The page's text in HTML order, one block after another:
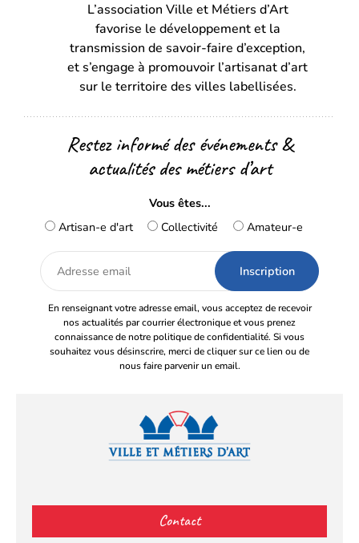
un
onglet)onglet)
L’association Ville et Métiers d’Art
favorise le développement et la
transmission de savoir-faire d’exception,
et s’engage à promouvoir l’artisanat d’art
sur le territoire des villes labellisées.
Restez informé des événements &
actualités des métiers d’art
Vous êtes...
Artisan-e d'art
Collectivité Amateur-e
Adresse
email
En renseignant votre adresse email, vous acceptez de recevoir
nos actualités par courrier électronique et vous prenez
connaissance de notre politique de confidentialité. Si vous
souhaitez vous désinscrire, merci de cliquer sur ce lien ou de
nous faire parvenir un email.
(s’ouvre
dans
(s’ouvre
dans
(s’ouvre
dans
(s’ouvre
Contact